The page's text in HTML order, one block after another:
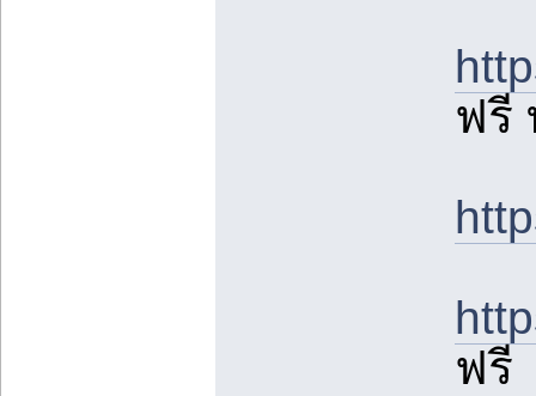
ฟรี
ฟรี